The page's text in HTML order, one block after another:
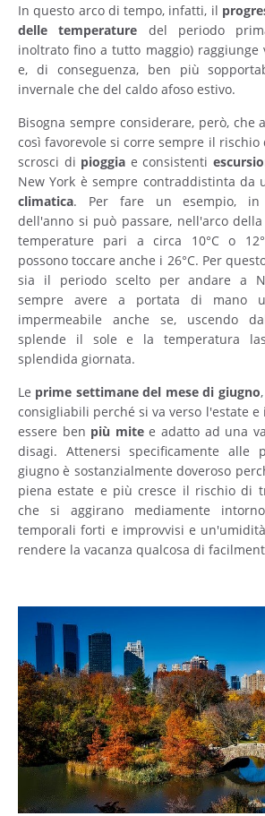
In questo arco di tempo, infatti, il
delle
temperature del periodo
inoltrato fino a tutto maggio) raggiunge
e, di conseguenza, ben più
invernale che del caldo afoso estivo.
Bisogna sempre considerare, però, che
così favorevole si corre sempre il
scrosci di pioggia e consistenti
New York è sempre contraddistinta da
climatica. Per fare un esempio, in
dell'anno si può passare, nell'arco
temperature pari a circa 10°C o
possono toccare anche i 26°C. Per
sia il periodo scelto per andare a
sempre avere a portata di mano
impermeabile anche se, uscendo
splende il sole e la temperatura
splendida giornata.
Le prime settimane del mese di giugno
consigliabili perché si va verso l'estate e
essere ben più mitee adatto ad una
disagi. Attenersi specificamente alle
giugno è sostanzialmente doveroso
piena estate e più cresce il rischio di
che si aggirano mediamente
temporali forti e improvvisi e
rendere la vacanza qualcosa di